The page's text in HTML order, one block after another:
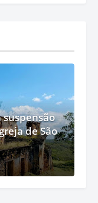
suspensão
de São